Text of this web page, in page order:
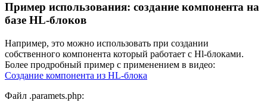
Пример использования: создание компонента на
базе HL-блоков
Например, это можно использовать при создании
собственного компонента который работает с Hl-блоками.
Более продробный пример с применением в видео:
Создание компонента из HL-блока
Файл .paramets.php: